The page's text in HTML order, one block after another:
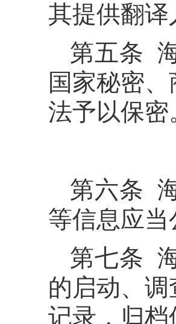
其提供翻译
第五条
国家秘密
法予以保密
第六条
等信息应当
第七条
的启动、
记录，归档